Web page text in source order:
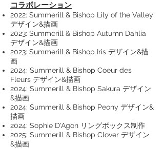
コラボレーション
2022: Summerill & Bishop Lily of the Valley
デザイン&描画
2023: Summerill & Bishop Autumn Dahlia
デザイン&描画
2023: Summerill & Bishop Iris デザイン&描
画
2024: Summerill & Bishop Coeur des
Fleurs デザイン&描画
2024: Summerill & Bishop Sakura デザイン
&描画
2024: Summerill & Bishop Peony デザイン&
描画
2024: Sophie D'Agon リングボックス制作
2025: Summerill & Bishop Clover デザイン
&描画